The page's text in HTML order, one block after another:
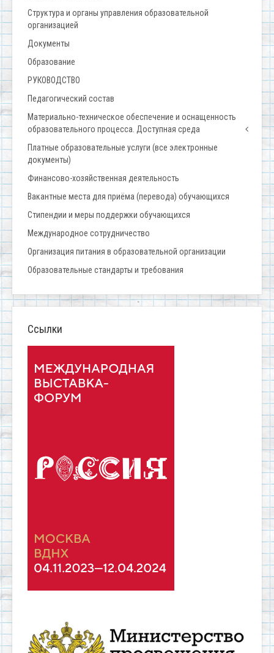
Структура и органы управления образовательной
организацией
Документы
Образование
РУКОВОДСТВО
Педагогический состав
Материально-техническое обеспечение и оснащенность
образовательного процесса. Доступная среда
Платные образовательные услуги (все электронные
документы)
Финансово-хозяйственная деятельность
Вакантные места для приёма (перевода) обучающихся
Стипендии и меры поддержки обучающихся
Международное сотрудничество
Организация питания в образовательной организации
Образовательные стандарты и требования
Ссылки